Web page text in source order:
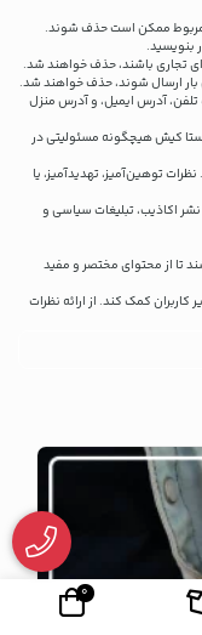
ممکن است حذف شوند.
بنویسید.
تجاری باشند، حذف خواهند شد.
بار ارسال شوند، حذف خواهند شد.
تلفن، آدرس ایمیل، و آدرس منزل
کیش هیچگونه مسئولیتی در
توهین‌آمیز، تهدیدآمیز، یا
اکاذیب، تبلیغات سیاسی و
کاراکتر و حداکثر 500 کاراکتر باشند تا از محتوای مختصر و مفید
کاربران کمک کند. از ارائه نظرات
0